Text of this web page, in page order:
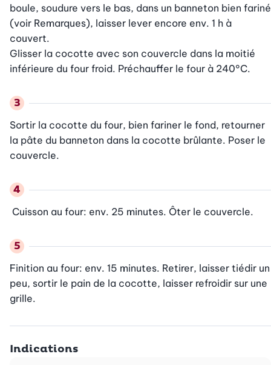
boule, soudure vers le bas, dans un banneton bien fariné
(voir Remarques), laisser lever encore env. 1 h à
couvert.
Glisser la cocotte avec son couvercle dans la moitié
inférieure du four froid. Préchauffer le four à 240°C.
Sortir la cocotte du four, bien fariner le fond, retourner
la pâte du banneton dans la cocotte brûlante. Poser le
couvercle.
Cuisson au four: env. 25 minutes. Ôter le couvercle.
Finition au four: env. 15 minutes. Retirer, laisser tiédir un
peu, sortir le pain de la cocotte, laisser refroidir sur une
grille.
Indications